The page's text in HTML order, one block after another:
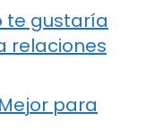
te gustaría
relaciones
para